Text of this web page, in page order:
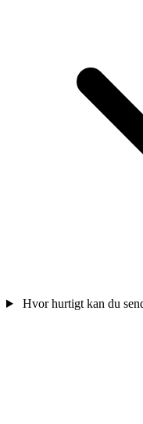
Hvor hurtigt kan du